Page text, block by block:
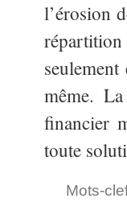
l’érosion
même.
financier
toute
Mots-